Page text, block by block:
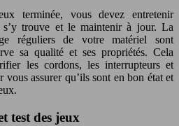
terminée, vous devez entretenir
trouve et le maintenir à jour. La
réguliers de votre matériel sont
sa qualité et ses propriétés. Cela
les cordons, les interrupteurs et
vous assurer qu’ils sont en bon état et
test des jeux